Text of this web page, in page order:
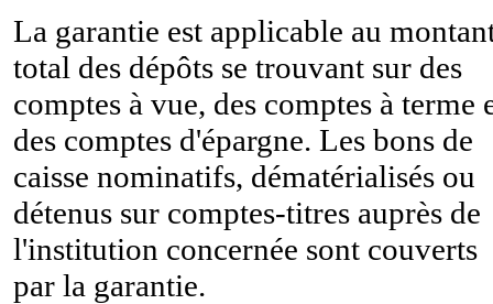
La garantie est applicable au
total des dépôts se trouvant sur des
comptes à vue, des comptes à terme
des comptes d'épargne. Les bons de
caisse nominatifs, dématérialisés ou
détenus sur comptes-titres auprès de
l'institution concernée sont couverts
par la garantie.